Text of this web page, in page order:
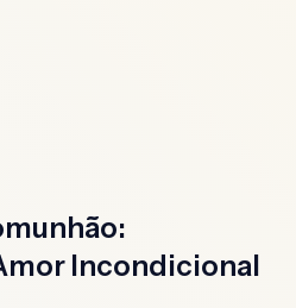
Incondicional